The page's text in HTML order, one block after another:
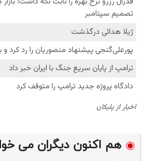
هم اکنون دیگران می